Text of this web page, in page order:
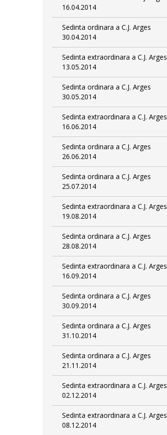
16.04.2014
Sedinta ordinara a C.J. Arges
30.04.2014
Sedinta extraordinara a C.J. Arges
13.05.2014
Sedinta ordinara a C.J. Arges
30.05.2014
Sedinta extraordinara a C.J. Arges
16.06.2014
Sedinta ordinara a C.J. Arges
26.06.2014
Sedinta ordinara a C.J. Arges
25.07.2014
Sedinta extraordinara a C.J. Arges
19.08.2014
Sedinta ordinara a C.J. Arges
28.08.2014
Sedinta extraordinara a C.J. Arges
16.09.2014
Sedinta ordinara a C.J. Arges
30.09.2014
Sedinta ordinara a C.J. Arges
31.10.2014
Sedinta ordinara a C.J. Arges
21.11.2014
Sedinta extraordinara a C.J. Arges
02.12.2014
Sedinta extraordinara a C.J. Arges
08.12.2014